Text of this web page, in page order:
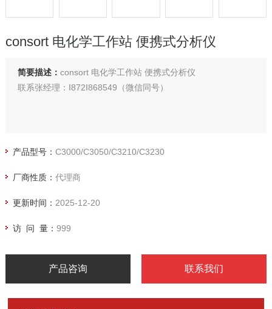
consort 电化学工作站 便携式分析仪
简要描述： consort 电化学工作站 便携式分析仪
联系张经理：I872I868549（微信同号）
产品型号： C3000/C3050/C3210/C3230
厂商性质： 代理商
更新时间： 2025-12-20
访 问 量： 999
产品咨询 联系我们